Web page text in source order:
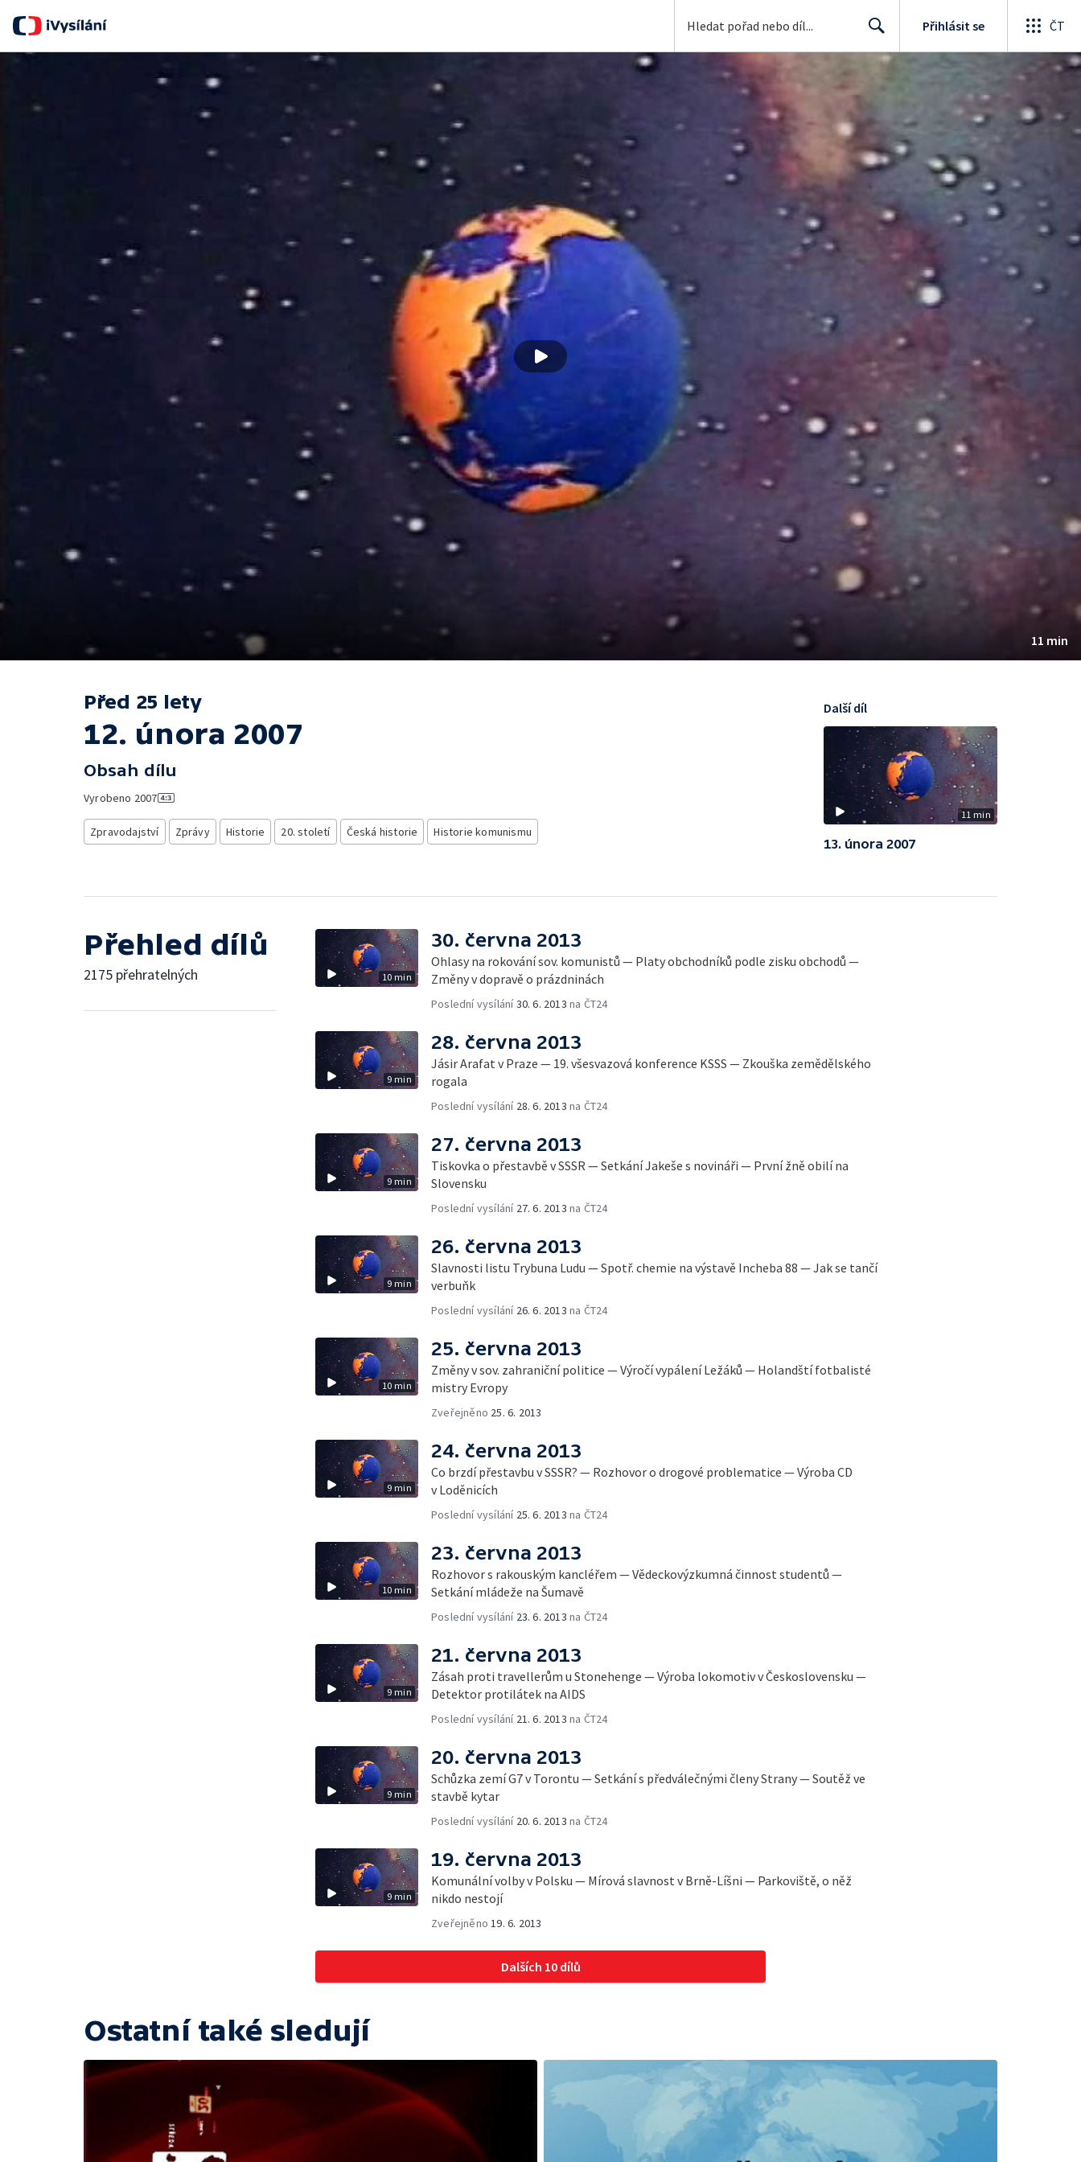
Search
Přihlásit se ČT
11 min
Před 25 lety
12. února 2007
Obsah dílu
Vyrobeno 2007
Zpravodajství Zprávy Historie 20. století Česká historie Historie komunismu
11 min
Další díl
13. února 2007
Přehled dílů
2175 přehratelných 10 min
30. června 2013
Ohlasy na rokování sov. komunistů — Platy obchodníků podle zisku obchodů —
Změny v dopravě o prázdninách
Poslední vysílání30. 6. 2013 na ČT24
9 min
28. června 2013
Jásir Arafat v Praze — 19. všesvazová konference KSSS — Zkouška zemědělského
rogala
Poslední vysílání 28. 6. 2013 na ČT24
9 min
27. června 2013
Tiskovka o přestavbě v SSSR — Setkání Jakeše s novináři — První žně obilí na
Slovensku
Poslední vysílání 27. 6. 2013 na ČT24
9 min
26. června 2013
Slavnosti listu Trybuna Ludu — Spotř. chemie na výstavě Incheba 88 — Jak se tančí
verbuňk
Poslední vysílání 26. 6. 2013 na ČT24
10 min
25. června 2013
Změny v sov. zahraniční politice — Výročí vypálení Ležáků — Holandští fotbalisté
mistry Evropy
Zveřejněno 25. 6. 2013
9 min
24. června 2013
Co brzdí přestavbu v SSSR? — Rozhovor o drogové problematice — Výroba CD
v Loděnicích
Poslední vysílání 25. 6. 2013 na ČT24
10 min
23. června 2013
Rozhovor s rakouským kancléřem — Vědeckovýzkumná činnost studentů —
Setkání mládeže na Šumavě
Poslední vysílání 23. 6. 2013 na ČT24
9 min
21. června 2013
Zásah proti travellerům u Stonehenge — Výroba lokomotiv v Československu —
Detektor protilátek na AIDS
Poslední vysílání 21. 6. 2013 na ČT24
9 min
20. června 2013
Schůzka zemí G7 v Torontu — Setkání s předválečnými členy Strany — Soutěž ve
stavbě kytar
Poslední vysílání 20. 6. 2013 na ČT24
9 min
19. června 2013
Komunální volby v Polsku — Mírová slavnost v Brně-Líšni — Parkoviště, o něž
nikdo nestojí
Zveřejněno 19. 6. 2013
Dalších 10 dílů
Ostatní také sledují